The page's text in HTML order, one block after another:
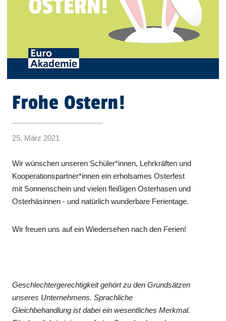
Frohe Ostern!
25. März 2021
Wir wünschen unseren Schüler*innen, Lehrkräften und
Kooperationspartner*innen ein erholsames Osterfest
mit Sonnenschein und vielen fleißigen Osterhasen und
Osterhäsinnen - und natürlich wunderbare Ferientage.
Wir freuen uns auf ein Wiedersehen nach den Ferien!
Geschlechtergerechtigkeit gehört zu den Grundsätzen
unseres Unternehmens. Sprachliche
Gleichbehandlung ist dabei ein wesentliches Merkmal.